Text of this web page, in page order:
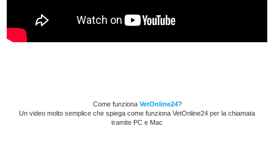
Come funziona VetOnline24?
Un video molto semplice che spiega come funziona VetOnline24 per la chiamata
tramite PC e Mac